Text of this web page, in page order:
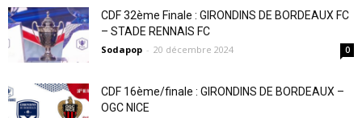
CDF 32ème Finale : GIRONDINS DE BORDEAUX FC
– STADE RENNAIS FC
Sodapop - 20 décembre 2024 0
CDF 16ème/finale : GIRONDINS DE BORDEAUX –
OGC NICE